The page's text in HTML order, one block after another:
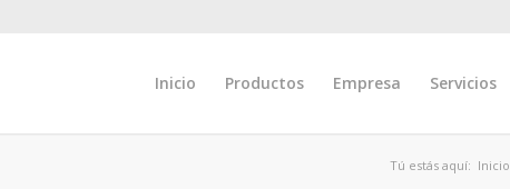
Inicio Productos Empresa Servicios
Tú estás aquí: Inicio